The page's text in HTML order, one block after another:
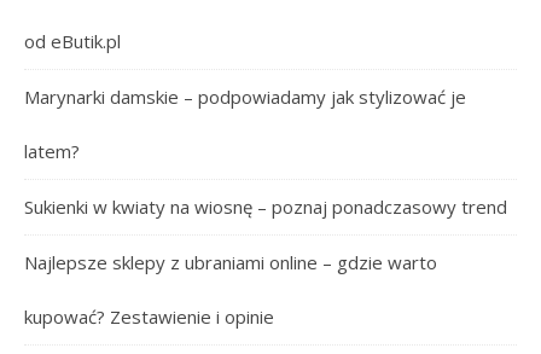
od eButik.pl
Marynarki damskie – podpowiadamy jak stylizować je
latem?
Sukienki w kwiaty na wiosnę – poznaj ponadczasowy trend
Najlepsze sklepy z ubraniami online – gdzie warto
kupować? Zestawienie i opinie